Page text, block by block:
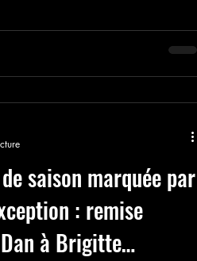
amicales ont naturellement ouvert
saison marquée par
: remise
à Brigitte